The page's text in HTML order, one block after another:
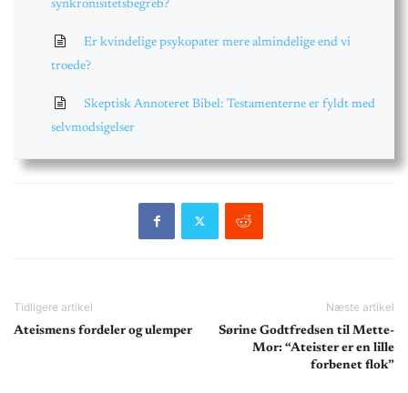
synkronisitetsbegreb?
Er kvindelige psykopater mere almindelige end vi
troede?
Skeptisk Annoteret Bibel: Testamenterne er fyldt med
selvmodsigelser
Tidligere artikel
Ateismens fordeler og ulemper
Næste artikel
Sørine Godtfredsen til Mette-
Mor: “Ateister er en lille
forbenet flok”